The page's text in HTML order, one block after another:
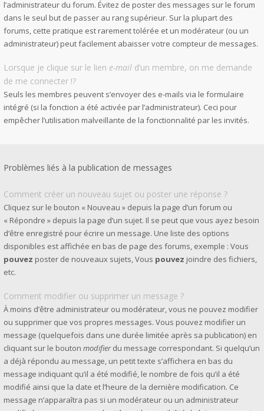
l’administrateur du forum. Évitez de poster des messages sur le forum
dans le seul but de passer au rang supérieur. Sur la plupart des
forums, cette pratique est rarement tolérée et un modérateur (ou un
administrateur) peut facilement abaisser votre compteur de messages.
Lorsque je clique sur le lien e-mail d’un membre, on me demande
de me connecter !?
Seuls les membres peuvent s’envoyer des e-mails via le formulaire
intégré (si la fonction a été activée par l’administrateur). Ceci pour
empêcher l’utilisation malveillante de la fonctionnalité par les invités.
Problèmes liés à la publication de messages
Comment créer un nouveau sujet ou poster une réponse ?
Cliquez sur le bouton « Nouveau » depuis la page d’un forum ou
« Répondre » depuis la page d’un sujet. Il se peut que vous ayez besoin
d’être enregistré pour écrire un message. Une liste des options
disponibles est affichée en bas de page des forums, exemple : Vous
pouvez poster de nouveaux sujets, Vous pouvez joindre des fichiers,
etc.
Comment modifier ou supprimer un message ?
À moins d’être administrateur ou modérateur, vous ne pouvez modifier
ou supprimer que vos propres messages. Vous pouvez modifier un
message (quelquefois dans une durée limitée après sa publication) en
cliquant sur le bouton modifierdu message correspondant. Si quelqu’un
a déjà répondu au message, un petit texte s’affichera en bas du
message indiquant qu’il a été modifié, le nombre de fois qu’il a été
modifié ainsi que la date et l’heure de la dernière modification. Ce
message n’apparaîtra pas si un modérateur ou un administrateur